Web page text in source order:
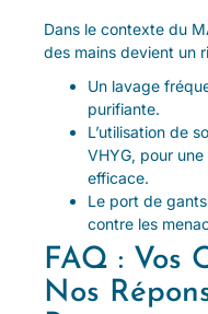
Dans le contexte du
des mains devient un
Un lavage
purifiante.
L’utilisation de
VHYG, pour
efficace.
Le port de
contre les
FAQ : Vos
Nos